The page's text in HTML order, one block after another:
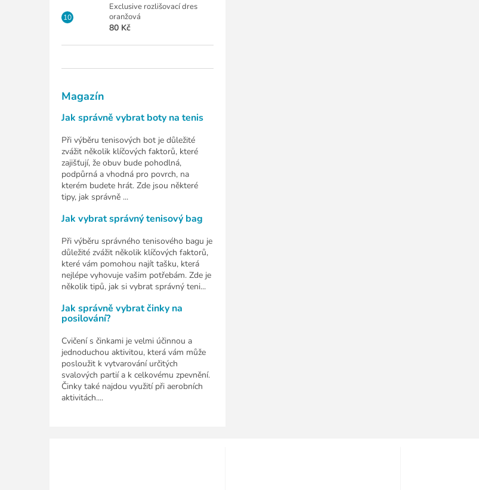
Exclusive rozlišovací dres
oranžová
80 Kč
Magazín
Jak správně vybrat boty na tenis
Při výběru tenisových bot je důležité
zvážit několik klíčových faktorů, které
zajišťují, že obuv bude pohodlná,
podpůrná a vhodná pro povrch, na
kterém budete hrát. Zde jsou některé
tipy, jak správně ...
Jak vybrat správný tenisový bag
Při výběru správného tenisového bagu je
důležité zvážit několik klíčových faktorů,
které vám pomohou najít tašku, která
nejlépe vyhovuje vašim potřebám. Zde je
několik tipů, jak si vybrat správný teni...
Jak správně vybrat činky na
posilování?
Cvičení s činkami je velmi účinnou a
jednoduchou aktivitou, která vám může
posloužit k vytvarování určitých
svalových partií a k celkovému zpevnění.
Činky také najdou využití při aerobních
aktivitách....